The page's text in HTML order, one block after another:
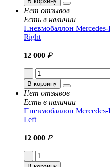
Нет отзывов
Есть в наличии
Пневмобаллон
Right
12 000 ₽
В корзину
Нет отзывов
Есть в наличии
Пневмобаллон
Left
12 000 ₽